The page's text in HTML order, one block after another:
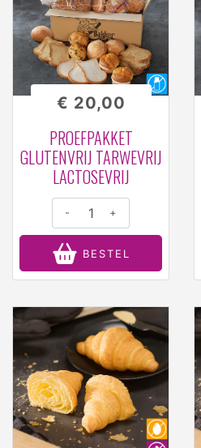
PROEFPAKKET
GLUTENVRIJ TARWEVRIJ
LACTOSEVRIJ
€ 20,00
- +
BESTEL